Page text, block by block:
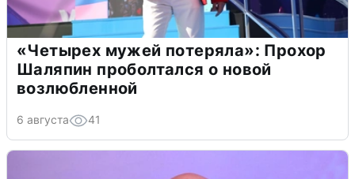
«Четырех мужей потеряла»: Прохор
Шаляпин проболтался о новой
возлюбленной
6 августа 41